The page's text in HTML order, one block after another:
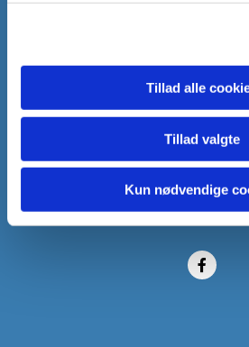
Tillad alle
Tillad valgte
Kun nødvendige
Vedbæk Kirkekontor
Vedbæk Stationsvej 9
2950 Vedbæk